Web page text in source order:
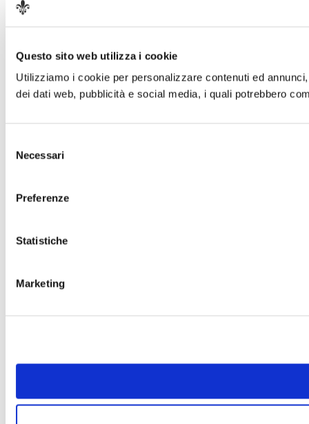
Questo sito web utilizza i cookie
Utilizziamo i cookie per personalizzare contenuti ed
dei dati web, pubblicità e social media, i quali potrebbero
delNecessari
Preferenze
Statistiche
Marketing